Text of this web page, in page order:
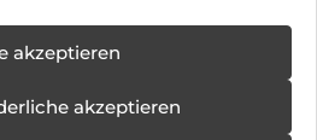
akzeptieren
akzeptieren